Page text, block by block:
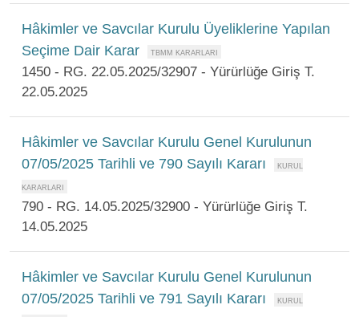
Hâkimler ve Savcılar Kurulu Üyeliklerine Yapılan
Seçime Dair Karar
1450 - RG. 22.05.2025/32907 - Yürürlüğe Giriş T.
22.05.2025
Hâkimler ve Savcılar Kurulu Genel Kurulunun
07/05/2025 Tarihli ve 790 Sayılı Kararı
790 - RG. 14.05.2025/32900 - Yürürlüğe Giriş T.
14.05.2025
Hâkimler ve Savcılar Kurulu Genel Kurulunun
07/05/2025 Tarihli ve 791 Sayılı Kararı